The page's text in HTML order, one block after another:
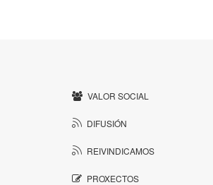
VALOR SOCIAL
DIFUSIÓN
REIVINDICAMOS
PROXECTOS